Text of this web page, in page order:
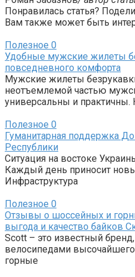
Понравилась статья?
Вам также может быть
Полезное 0
Удобные мужские жилеты
повседневного комфорта
Мужские жилеты
неотъемлемой частью
универсальны и практичны.
Полезное 0
Гуманитарная поддержка
Республики
Ситуация на востоке
Каждый день приносит
Инфраструктура
Полезное 0
Отзывы о шоссейных и
выгода и качество байков
Scott – это известный
велосипедами
горные